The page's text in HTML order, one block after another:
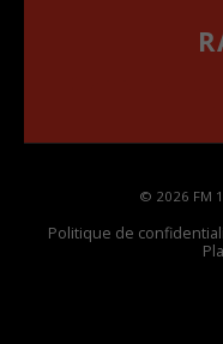
© 2026 FM
Politique de